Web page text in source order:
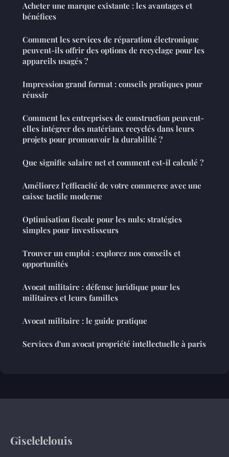
Acheter une marque existante : les avantages et
bénéfices
Comment les services de réparation électronique
peuvent-ils offrir des options de recyclage pour les
appareils usagés ?
Impression grand format : conseils pratiques pour
réussir
Comment les entreprises de construction peuvent-
elles intégrer des matériaux recyclés dans leurs
projets pour promouvoir la durabilité ?
Que signifie salaire net et comment est-il calculé ?
Améliorez l'efficacité de votre commerce avec une
caisse tactile moderne
Optimisation fiscale pour les nuls: stratégies
simples pour investisseurs
Trouver un emploi : explorez nos conseils et
opportunités
Avocat militaire : défense juridique pour les
militaires et leurs familles
Avocat militaire : le guide pratique
Services d'un avocat propriété intellectuelle à paris
Giselelelouis